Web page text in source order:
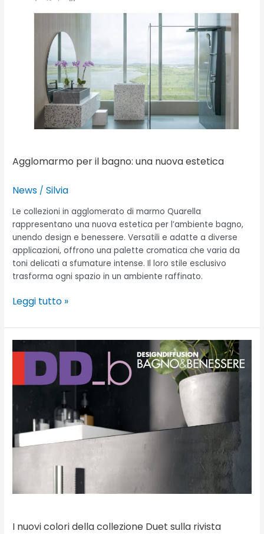
Agglomarmo per il bagno: una nuova estetica
News /Silvia
Le collezioni in agglomerato di marmo Quarella
rappresentano una nuova estetica per l’ambiente bagno,
unendo design e benessere. Versatili e adatte a diverse
applicazioni, offrono una palette cromatica che varia da
toni delicati a sfumature intense. Il loro stile esclusivo
trasforma ogni spazio in un ambiente raffinato.
Leggi tutto »
I nuovi colori della collezione Duet sulla rivista
nuovi
della
sulla
rivista
DD_b